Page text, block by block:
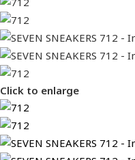
Click to enlarge